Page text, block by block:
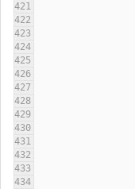
421
422
423
424
425
426
427
428
429
430
431
432
433
434